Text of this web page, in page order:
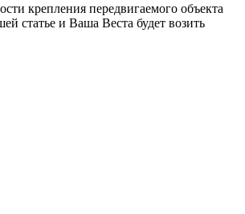
крепления передвигаемого объекта
статье и Ваша Веста будет возить